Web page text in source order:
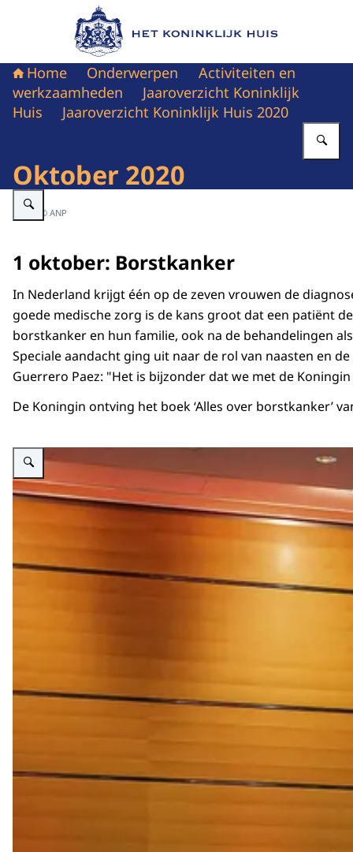
Naar de homepage van Het Koninklijk Huis
Home Onderwerpen
Activiteiten en
werkzaamheden
Jaaroverzicht Koninklijk
Huis
Jaaroverzicht Koninklijk Huis 2020
Oktober 2020
Vergroot afbeelding Koningin in gesprek met vrouw.
Beeld: © ANP
1 oktober: Borstkanker
In Nederland krijgt één op de zeven vrouwen de
goede medische zorg is de kans groot dat een patiënt
borstkanker en hun familie, ook na de behandelingen
Speciale aandacht ging uit naar de rol van naasten en
Guerrero Paez: "Het is bijzonder dat we met de
De Koningin ontving het boek ‘Alles over borstkanker’
Vergroot afbeelding Koningin bij jubileumcongres ‘70 jaar SER'